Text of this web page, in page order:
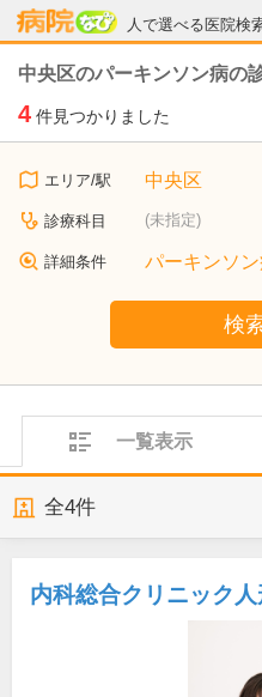
人で選べる医院検
病院なび
中央区のパーキンソン病の
4 件見つかりました
エリア/駅 中央区
診療科目 (未指定)
詳細条件 パーキンソン
検
一覧表示
全4件
内科総合クリニック